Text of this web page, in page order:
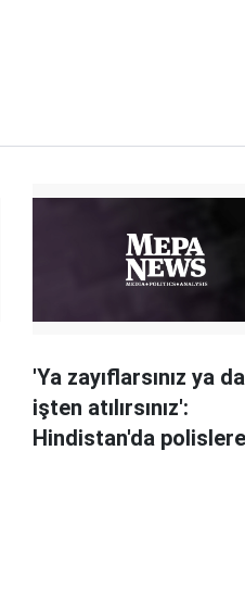
'Ya zayıflarsınız ya da
işten atılırsınız':
Hindistan'da polislere